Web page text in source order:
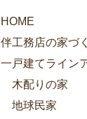
HOME
伴工務店の家づ
一戸建てライン
木配りの家
地球民家